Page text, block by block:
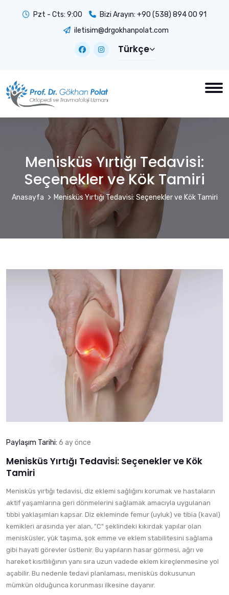
Pzt - Cts: 9:00 Bizi Arayın: +90 (538) 894 00 91
iletisim@drgokhanpolat.com
Türkçe
Menisküs Yırtığı Tedavisi:
Seçenekler ve Kök Tamiri
Anasayfa Menisküs Yırtığı Tedavisi: Seçenekler ve Kök Tamiri
Paylaşım Tarihi: 6 ay önce
Menisküs Yırtığı Tedavisi: Seçenekler ve Kök
Tamiri
Menisküs yırtığı tedavisi, diz eklemi sağlığını korumak ve hastaların
aktif yaşamlarına geri dönmelerini sağlamak amacıyla uygulanan
tıbbi yaklaşımları kapsar. Diz ekleminde femur (uyluk) ve tibia (kaval)
kemikleri arasında yer alan, "C" şeklindeki kıkırdak yapılar olan
menisküsler, yük taşıma, şok emme ve eklem stabilitesini sağlama
gibi hayati görevler üstlenir. Bu yapıların hasar görmesi, ağrı ve
hareket kısıtlılığının yanı sıra uzun vadede eklem kireçlenmesine yol
açabilir. Bu nedenle tedavi planlaması, menisküs dokusunun
mümkün olduğunca korunması ilkesine dayanır.